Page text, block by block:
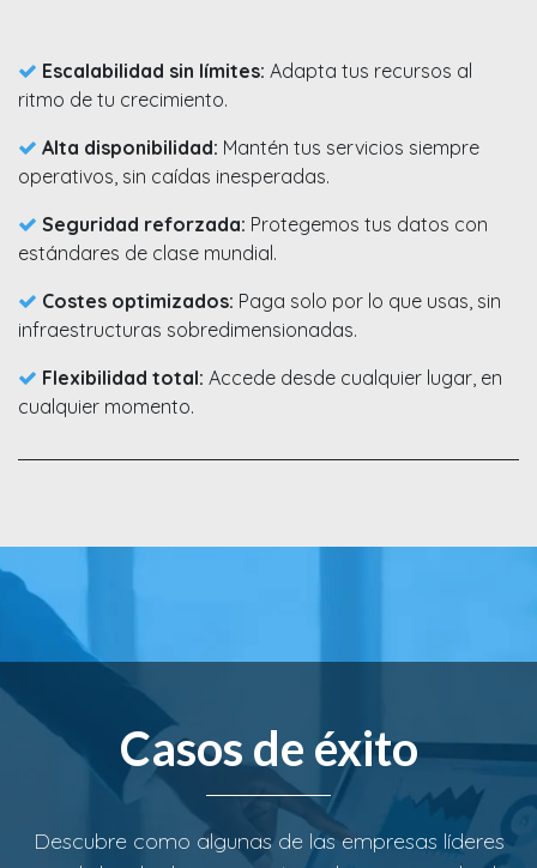
Escalabilidad sin límites: Adapta tus recursos al
ritmo de tu crecimiento.
Alta disponibilidad: Mantén tus servicios siempre
operativos, sin caídas inesperadas.
Seguridad reforzada: Protegemos tus datos con
estándares de clase mundial.
Costes optimizados: Paga solo por lo que usas, sin
infraestructuras sobredimensionadas.
Flexibilidad total: Accede desde cualquier lugar, en
cualquier momento.
Casos de éxito
Descubre como algunas de las empresas líderes